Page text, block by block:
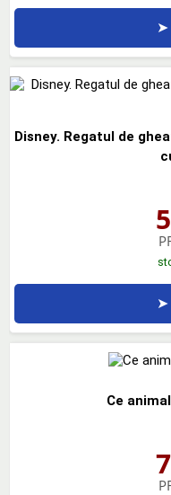
➤
Disney. Regatul de
➤
Ce